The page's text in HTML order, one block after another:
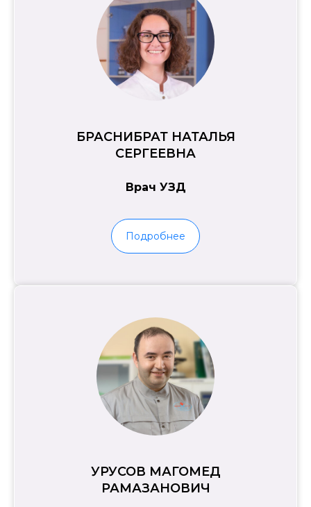
БРАСНИБРАТ НАТАЛЬЯ
СЕРГЕЕВНА
Врач УЗД
Подробнее
УРУСОВ МАГОМЕД
РАМАЗАНОВИЧ